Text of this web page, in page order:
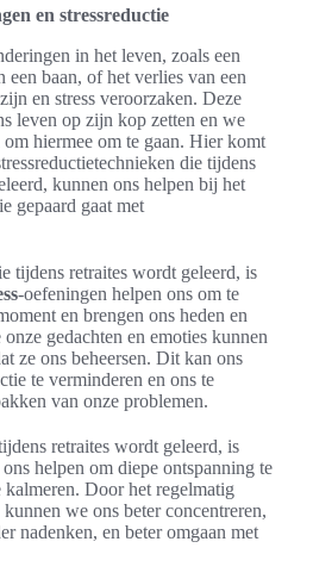
en stressreductie
in het leven, zoals een
een baan, of het verlies van een
en stress veroorzaken. Deze
leven op zijn kop zetten en we
hiermee om te gaan. Hier komt
die tijdens
kunnen ons helpen bij het
gepaard gaat met
tijdens retraites wordt geleerd, is
-oefeningen helpen ons om te
en brengen ons heden en
gedachten en emoties kunnen
ze ons beheersen. Dit kan ons
te verminderen en ons te
van onze problemen.
retraites wordt geleerd, is
helpen om diepe ontspanning te
kalmeren. Door het regelmatig
we ons beter concentreren,
nadenken, en beter omgaan met